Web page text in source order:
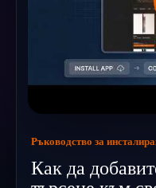
Ръководство за
Как да